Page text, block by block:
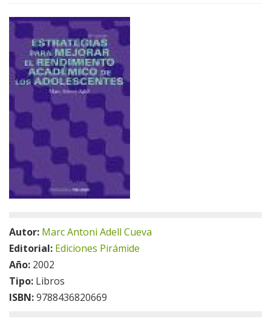
Autor: Marc Antoni Adell Cueva
Editorial: Ediciones Pirámide
Año: 2002
Tipo: Libros
ISBN:9788436820669